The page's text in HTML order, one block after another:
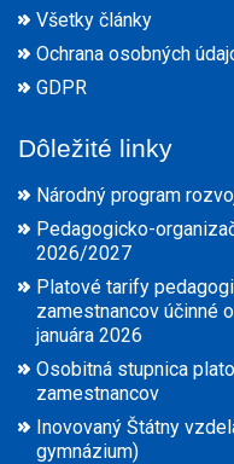
Všetky články
Ochrana osobných
GDPR
Dôležité linky
Národný program
Pedagogicko-
2026/2027
Platové tarify
zamestnancov účinné
januára 2026
Osobitná stupnica
zamestnancov
Inovovaný Štátny
gymnázium)